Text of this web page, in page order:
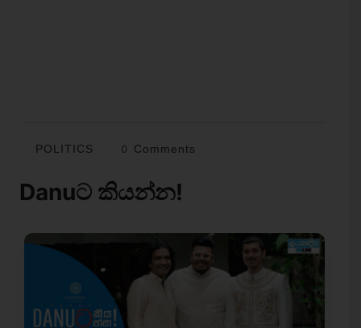
POLITICS 0 Comments